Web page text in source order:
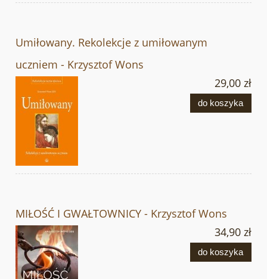
Umiłowany. Rekolekcje z umiłowanym
uczniem - Krzysztof Wons
29,00 zł
do koszyka
MIŁOŚĆ I GWAŁTOWNICY - Krzysztof Wons
34,90 zł
do koszyka